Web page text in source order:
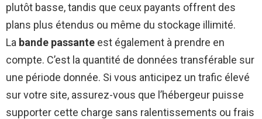
plutôt basse, tandis que ceux payants offrent des
plans plus étendus ou même du stockage illimité.
La bande passante est également à prendre en
compte. C’est la quantité de données transférable sur
une période donnée. Si vous anticipez un trafic élevé
sur votre site, assurez-vous que l’hébergeur puisse
supporter cette charge sans ralentissements ou frais